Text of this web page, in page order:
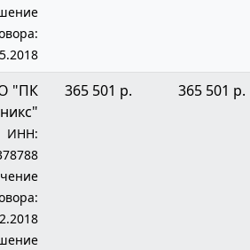
"ПК
ИНН:
365 501 р. 365 501 р.